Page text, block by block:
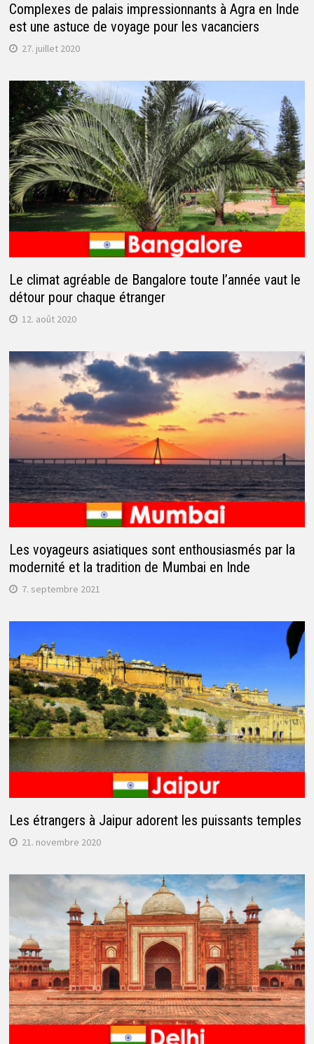
Complexes de palais impressionnants à Agra en Inde
est une astuce de voyage pour les vacanciers
27. juillet 2020
Le climat agréable de Bangalore toute l’année vaut le
détour pour chaque étranger
12. août 2020
Les voyageurs asiatiques sont enthousiasmés par la
modernité et la tradition de Mumbai en Inde
7. septembre 2021
Les étrangers à Jaipur adorent les puissants temples
21. novembre 2020